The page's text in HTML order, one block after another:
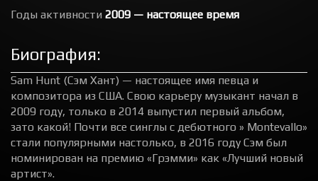
Годы активности 2009 — настоящее время
Биография:
Sam Hunt (Сэм Хант) — настоящее имя певца и
композитора из США. Свою карьеру музыкант начал в
2009 году, только в 2014 выпустил первый альбом,
зато какой! Почти все синглы с дебютного » Montevallo»
стали популярными настолько, в 2016 году Сэм был
номинирован на премию «Грэмми» как «Лучший новый
артист».